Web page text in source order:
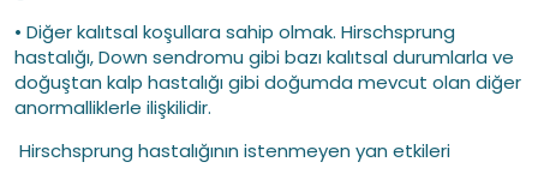
• Diğer kalıtsal koşullara sahip olmak. Hirschsprung
hastalığı, Down sendromu gibi bazı kalıtsal durumlarla ve
doğuştan kalp hastalığı gibi doğumda mevcut olan diğer
anormalliklerle ilişkilidir.
Hirschsprung hastalığının istenmeyen yan etkileri